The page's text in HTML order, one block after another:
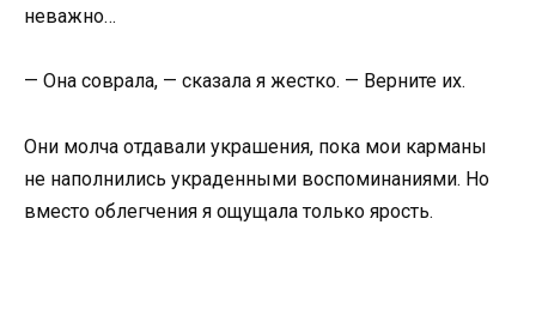
неважно…
— Она соврала, — сказала я жестко. — Верните их.
Они молча отдавали украшения, пока мои карманы
не наполнились украденными воспоминаниями. Но
вместо облегчения я ощущала только ярость.